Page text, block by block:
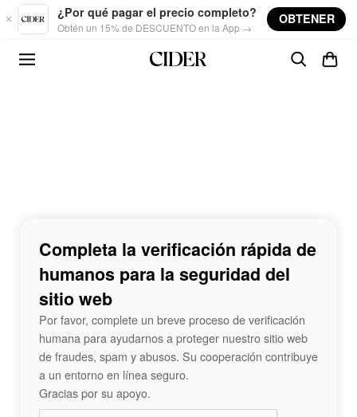
Skip to main content
¿Por qué pagar el precio completo?
Obtén un 15% de DESCUENTO en la App →
OBTENER
Completa la verificación rápida de
humanos para la seguridad del
sitio web
Por favor, complete un breve proceso de verificación
humana para ayudarnos a proteger nuestro sitio web
de fraudes, spam y abusos. Su cooperación contribuye
a un entorno en línea seguro.
Gracias por su apoyo.